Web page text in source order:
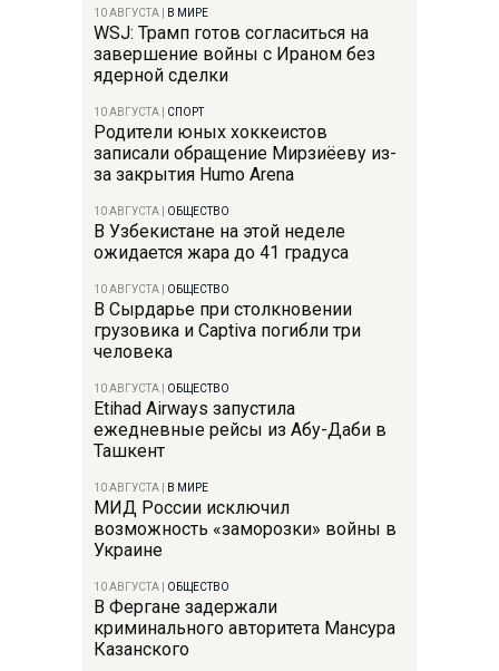
10 АВГУСТА В МИРЕ
WSJ: Трамп готов согласиться на
завершение войны с Ираном без
ядерной сделки
10 АВГУСТА СПОРТ
Родители юных хоккеистов
записали обращение Мирзиёеву из-
за закрытия Humo Arena
10 АВГУСТА ОБЩЕСТВО
В Узбекистане на этой неделе
ожидается жара до 41 градуса
10 АВГУСТА ОБЩЕСТВО
В Сырдарье при столкновении
грузовика и Captiva погибли три
человека
10 АВГУСТА ОБЩЕСТВО
Etihad Airways запустила
ежедневные рейсы из Абу-Даби в
Ташкент
10 АВГУСТА В МИРЕ
МИД России исключил
возможность «заморозки» войны в
Украине
10 АВГУСТА ОБЩЕСТВО
В Фергане задержали
криминального авторитета Мансура
Казанского